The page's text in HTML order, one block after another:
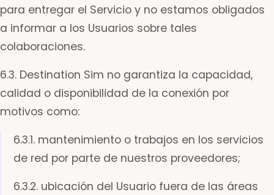
para entregar el Servicio y no estamos obligados
a informar a los Usuarios sobre tales
colaboraciones.
6.3. Destination Sim no garantiza la capacidad,
calidad o disponibilidad de la conexión por
motivos como:
6.3.1. mantenimiento o trabajos en los servicios
de red por parte de nuestros proveedores;
6.3.2. ubicación del Usuario fuera de las áreas